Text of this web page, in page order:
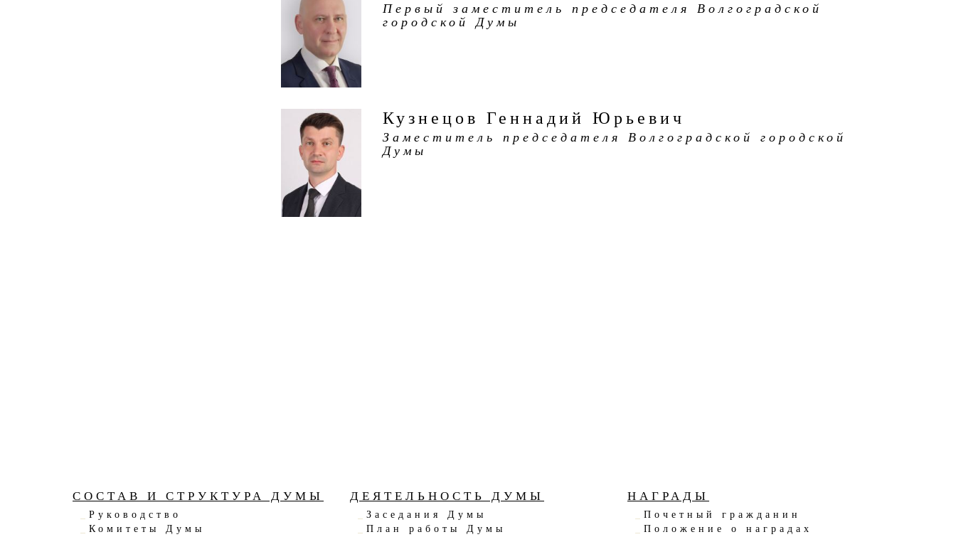
Первый заместитель председателя Волгоградской
городской Думы
Кузнецов Геннадий Юрьевич
Заместитель председателя Волгоградской городской
Думы
СОСТАВ И СТРУКТУРА ДУМЫ
Руководство
Комитеты Думы
ДЕЯТЕЛЬНОСТЬ ДУМЫ
Заседания Думы
План работы Думы
НАГРАДЫ
Почетный гражданин
Положение о наградах